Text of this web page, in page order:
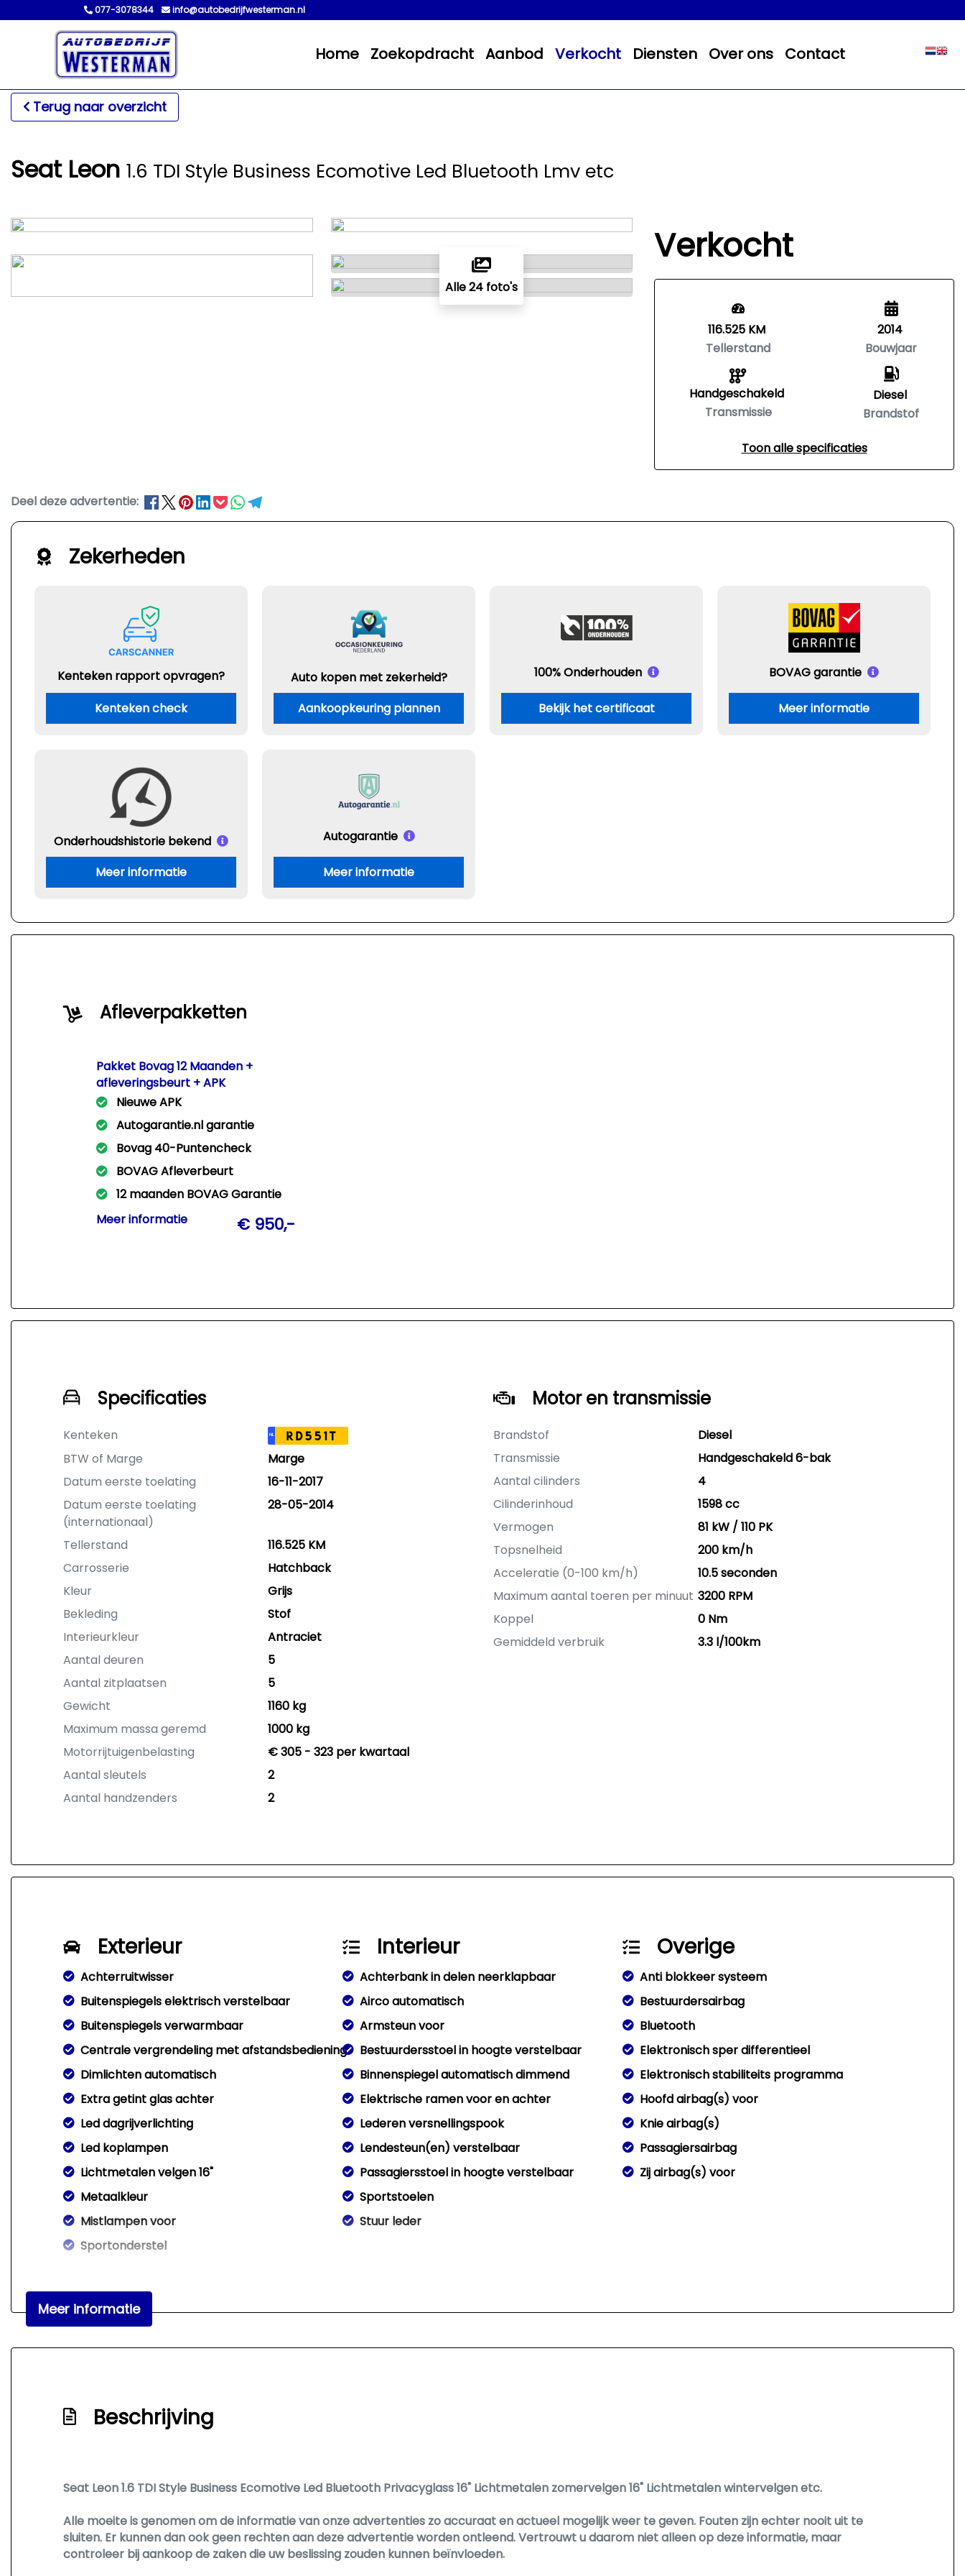
077-3078344 info@autobedrijfwesterman.nl
Home Zoekopdracht Aanbod Verkocht Diensten Over ons Contact
Terug naar overzicht
Seat Leon 1.6 TDI Style Business Ecomotive Led Bluetooth Lmv etc
Alle 24 foto's
Verkocht
116.525 KM
Tellerstand
Handgeschakeld
Transmissie
2014
Bouwjaar
Diesel
Brandstof
Toon alle specificaties
Deel deze advertentie:
Zekerheden
Kenteken rapport opvragen?
Kenteken check
Auto kopen met zekerheid?
Aankoopkeuring plannen
100% Onderhouden
Bekijk het certificaat
BOVAG garantie
Meer informatie
Onderhoudshistorie bekend
Meer informatie
Autogarantie
Meer informatie
Afleverpakketten
Pakket Bovag 12 Maanden +
afleveringsbeurt + APK
Nieuwe APK
Autogarantie.nl garantie
Bovag 40-Puntencheck
BOVAG Afleverbeurt
12 maanden BOVAG Garantie
Met dit pakket leveren wij Uw auto
rijklaar af met een nieuwe APK +
Meer informatie € 950,-
Specificaties
Kenteken NL RD551T
BTW of Marge
Marge
Datum eerste toelating
16-11-2017
Datum eerste toelating
(internationaal)
28-05-2014
Tellerstand
116.525 KM
Carrosserie
Hatchback
Kleur
Grijs
Bekleding
Stof
Interieurkleur
Antraciet
Aantal deuren
5
Aantal zitplaatsen
5
Gewicht
1160 kg
Maximum massa geremd
1000 kg
Motorrijtuigenbelasting
€ 305 - 323 per kwartaal
Aantal sleutels
2
Aantal handzenders
2
Motor en transmissie
Brandstof
Diesel
Transmissie
Handgeschakeld 6-bak
Aantal cilinders
4
Cilinderinhoud
1598 cc
Vermogen
81 kW / 110 PK
Topsnelheid
200 km/h
Acceleratie (0-100 km/h)
10.5 seconden
Maximum aantal toeren per minuut 3200 RPM
Koppel
0 Nm
Gemiddeld verbruik
3.3 l/100km
Exterieur
Achterruitwisser
Buitenspiegels elektrisch verstelbaar
Buitenspiegels verwarmbaar
Centrale vergrendeling met afstandsbediening
Dimlichten automatisch
Extra getint glas achter
Led dagrijverlichting
Led koplampen
Lichtmetalen velgen 16"
Metaalkleur
Mistlampen voor
Sportonderstel
Interieur
Achterbank in delen neerklapbaar
Airco automatisch
Armsteun voor
Bestuurdersstoel in hoogte verstelbaar
Binnenspiegel automatisch dimmend
Elektrische ramen voor en achter
Lederen versnellingspook
Lendesteun(en) verstelbaar
Passagiersstoel in hoogte verstelbaar
Sportstoelen
Stuur leder
Overige
Anti blokkeer systeem
Bestuurdersairbag
Bluetooth
Elektronisch sper differentieel
Elektronisch stabiliteits programma
Hoofd airbag(s) voor
Knie airbag(s)
Passagiersairbag
Zij airbag(s) voor
Meer informatie
Beschrijving
Seat Leon 1.6 TDI Style Business Ecomotive Led Bluetooth Privacyglass 16" Lichtmetalen zomervelgen 16" Lichtmetalen wintervelgen etc.
Alle moeite is genomen om de informatie van onze advertenties zo accuraat en actueel mogelijk weer te geven. Fouten zijn echter nooit uit te
sluiten. Er kunnen dan ook geen rechten aan deze advertentie worden ontleend. Vertrouwt u daarom niet alleen op deze informatie, maar
controleer bij aankoop de zaken die uw beslissing zouden kunnen beïnvloeden.